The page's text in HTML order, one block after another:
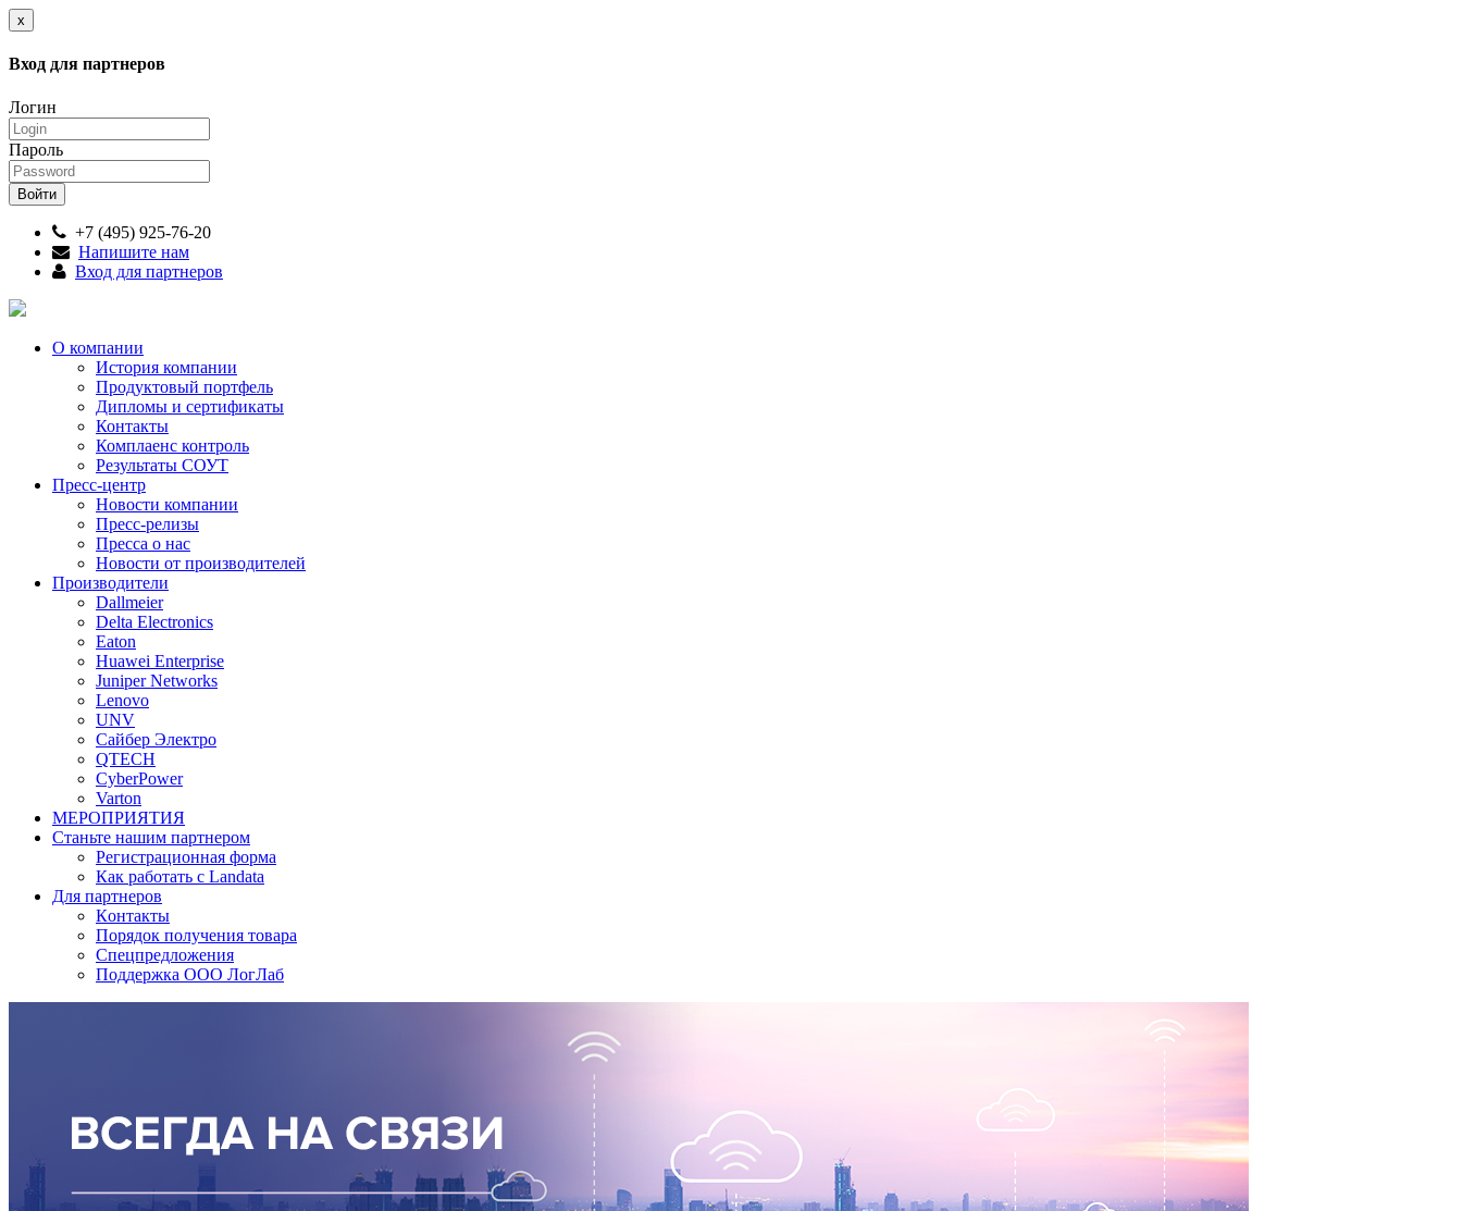
x
Вход для партнеров
Логин
Пароль
+7 (495) 925-76-20
Напишите нам
Вход для партнеров
О компании
История компании
Продуктовый портфель
Дипломы и сертификаты
Контакты
Комплаенс контроль
Результаты СОУТ
Пресс-центр
Новости компании
Пресс-релизы
Пресса о нас
Новости от производителей
Производители
Dallmeier
Delta Electronics
Eaton
Huawei Enterprise
Juniper Networks
Lenovo
UNV
Сайбер Электро
QTECH
CyberPower
Varton
МЕРОПРИЯТИЯ
Станьте нашим партнером
Регистрационная форма
Как работать с Landata
Для партнеров
Кoнтaкты
Порядок получения товара
Спецпредложения
Поддержка ООО ЛогЛаб